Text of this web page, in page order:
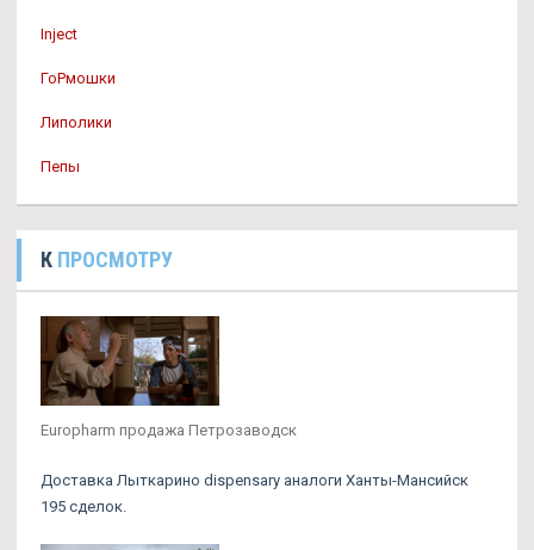
Inject
ГоРмошки
Липолики
Пепы
К ПРОСМОТРУ
Europharm продажа Петрозаводск
Доставка Лыткарино dispensary аналоги Ханты-Мансийск
195 сделок.